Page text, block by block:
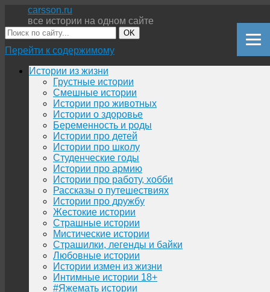
carsson.ru
все истории на одном сайте
OK
Перейти к содержимому
Истории из жизни
Грустные истории
Смешные истории
Истории про животных
Истории о здоровье
Беременность и роды
Истории про детей
Истории про школу
Студенческие годы
Истории про армию
Истории про работу, хобби
Рассказы о путешествиях
Истории про дружбу
Жестокие истории
Страшные истории
Мистические истории
Страшилки, легенды и байки
Любовные истории
Истории измен из жизни
Интимные истории 18+
#Яжемать истории